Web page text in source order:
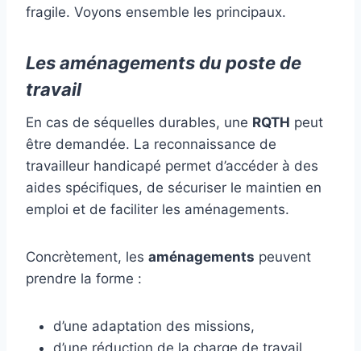
fragile. Voyons ensemble les principaux.
Les aménagements du poste de
travail
En cas de séquelles durables, une RQTH peut
être demandée. La reconnaissance de
travailleur handicapé permet d’accéder à des
aides spécifiques, de sécuriser le maintien en
emploi et de faciliter les aménagements.
Concrètement, les aménagements peuvent
prendre la forme :
d’une adaptation des missions,